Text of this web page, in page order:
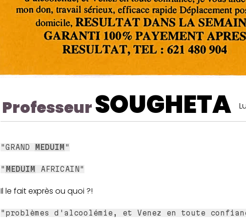
ProfesseurSOUGHETA
"GRAND MEDUIM "
" MEDUIM AFRICAIN"
Il le fait exprès ou quoi ?!
"problèmes d'alcoolémie, et Venez en toute